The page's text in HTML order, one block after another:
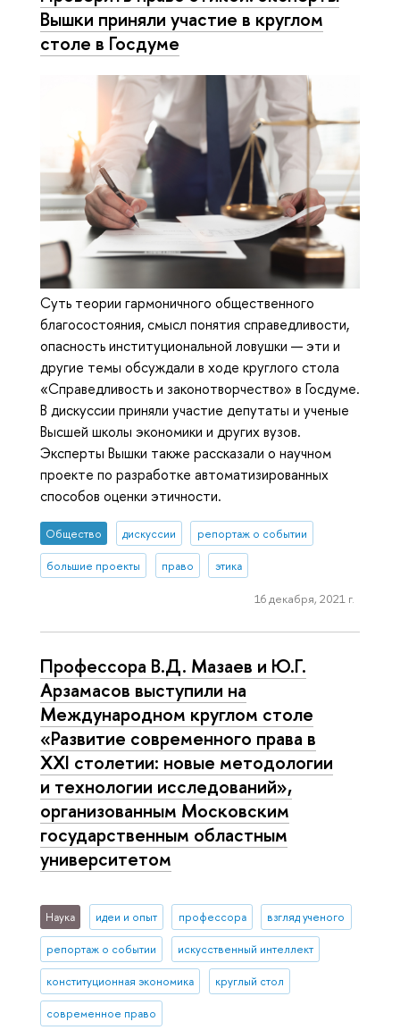
Вышки приняли участие в круглом
столе в Госдуме
Суть теории гармоничного общественного
благосостояния, смысл понятия справедливости,
опасность институциональной ловушки — эти и
другие темы обсуждали в ходе круглого стола
«Справедливость и законотворчество» в Госдуме.
В дискуссии приняли участие депутаты и ученые
Высшей школы экономики и других вузов.
Эксперты Вышки также рассказали о научном
проекте по разработке автоматизированных
способов оценки этичности.
Общество дискуссии репортаж о событии
большие проекты право этика
16 декабря, 2021 г.
Профессора В.Д. Мазаев и Ю.Г.
Арзамасов выступили на
Международном круглом столе
«Развитие современного права в
XXI столетии: новые методологии
и технологии исследований»,
организованным Московским
государственным областным
университетом
Наука идеи и опыт профессора взгляд ученого
репортаж о событии искусственный интеллект
конституционная экономика круглый стол
современное право